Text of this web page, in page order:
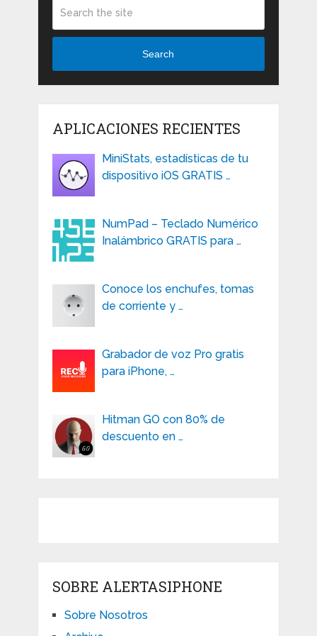
Search
APLICACIONES RECIENTES
MiniStats, estadísticas de tu
dispositivo iOS GRATIS …
NumPad – Teclado Numérico
Inalámbrico GRATIS para …
Conoce los enchufes, tomas
de corriente y …
Grabador de voz Pro gratis
para iPhone, …
Hitman GO con 80% de
descuento en …
SOBRE ALERTASIPHONE
Sobre Nosotros